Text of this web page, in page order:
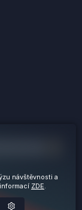
návštěvnosti a
ZDE.